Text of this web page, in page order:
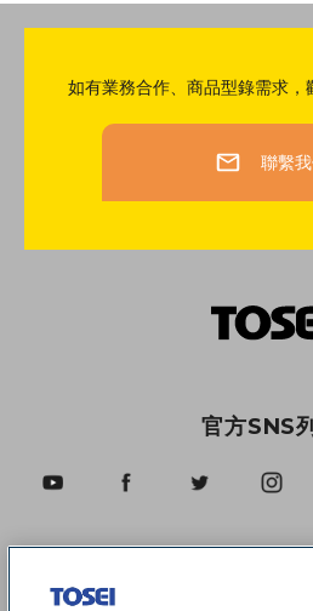
如有業務合作、商品型錄需求，
聯繫
官方SNS